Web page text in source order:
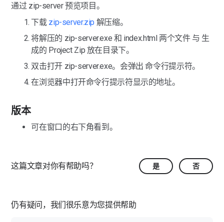
通过 zip-server 预览项目。
下载 zip-server.zip 解压缩。
将解压的 zip-server.exe 和 index.html 两个文件 与 生
成的 Project Zip 放在目录下。
双击打开 zip-server.exe。会弹出 命令行提示符。
在浏览器中打开命令行提示符显示的地址。
版本
可在窗口的右下角看到。
这篇文章对你有帮助吗？ 是 否
仍有疑问，我们很乐意为您提供帮助